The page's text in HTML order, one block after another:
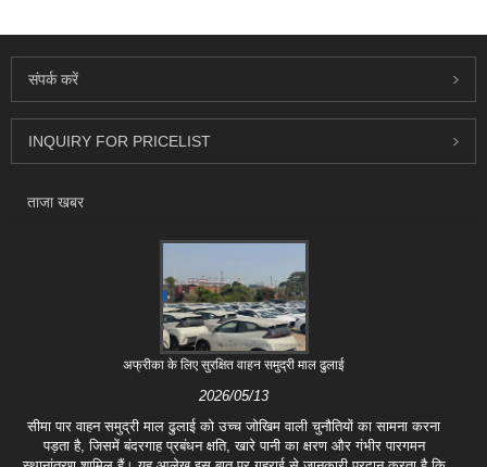
संपर्क करें
INQUIRY FOR PRICELIST
ताजा खबर
अफ्रीका के लिए सुरक्षित वाहन समुद्री माल ढुलाई
2026/05/13
सीमा पार वाहन समुद्री माल ढुलाई को उच्च जोखिम वाली चुनौतियों का सामना करना
पड़ता है, जिसमें बंदरगाह प्रबंधन क्षति, खारे पानी का क्षरण और गंभीर पारगमन